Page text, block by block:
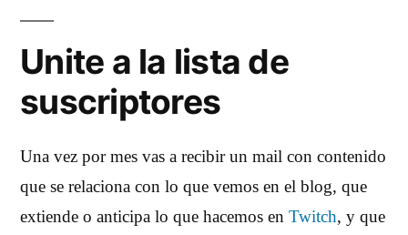
Unite a la lista de
suscriptores
Una vez por mes vas a recibir un mail con contenido
que se relaciona con lo que vemos en el blog, que
extiende o anticipa lo que hacemos en Twitch, y que